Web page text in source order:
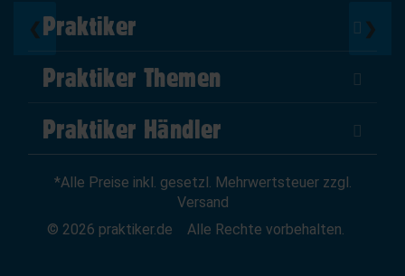
❮ ❯
Praktiker
Über Uns
Impressum
AGB
Widerrufsrecht
Praktiker Themen
DIY Helden
Marktplatz
News
Praktiker Händler
Zum Händler-Login
Affiliate Partnerprogramm
*Alle Preise inkl. gesetzl. Mehrwertsteuer zzgl.
Versand
© 2026 praktiker.de
Alle Rechte vorbehalten.